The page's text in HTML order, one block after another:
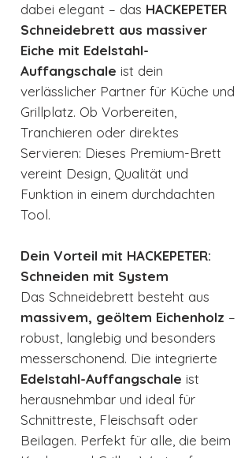
dabei elegant – das HACKEPETER
Schneidebrett aus massiver
Eiche mit Edelstahl-
Auffangschale ist dein
verlässlicher Partner für Küche und
Grillplatz. Ob Vorbereiten,
Tranchieren oder direktes
Servieren: Dieses Premium-Brett
vereint Design, Qualität und
Funktion in einem durchdachten
Tool.
Dein Vorteil mit HACKEPETER:
Schneiden mit System
Das Schneidebrett besteht aus
massivem, geöltem Eichenholz –
robust, langlebig und besonders
messerschonend. Die integrierte
Edelstahl-Auffangschale ist
herausnehmbar und ideal für
Schnittreste, Fleischsaft oder
Beilagen. Perfekt für alle, die beim